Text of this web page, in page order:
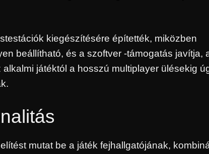
kiegészítésére építették, miközben
beállítható, és a szoftver -támogatás javítja,
játéktól a hosszú multiplayer ülésekig
mutat be a játék fejhallgatójának,